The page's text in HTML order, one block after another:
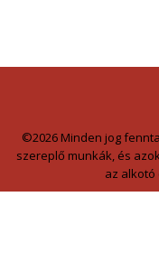
©2026 Minden jog
szereplő munkák, és
az